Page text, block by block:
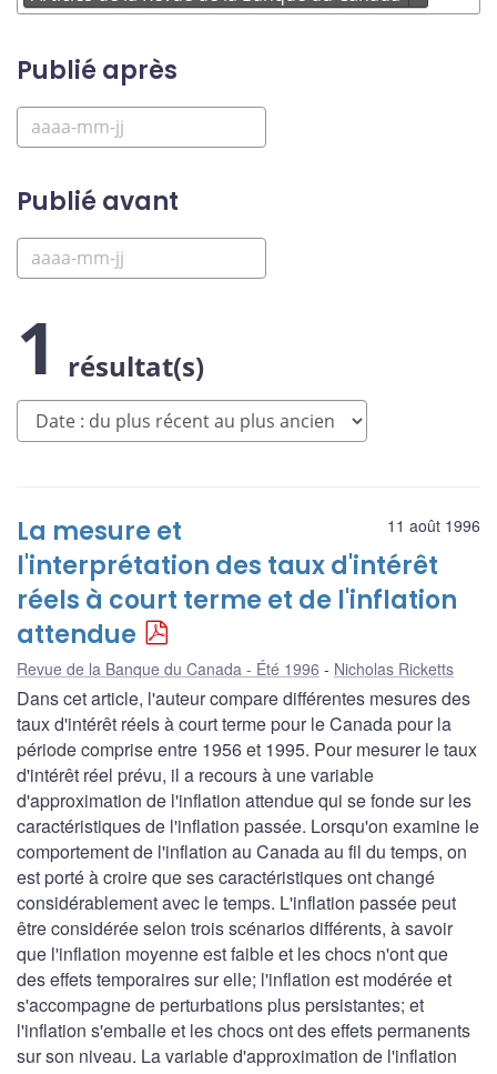
Publié après
Publié avant
1 résultat(s)
11 août 1996
La mesure et
l'interprétation des taux d'intérêt
réels à court terme et de l'inflation
attendue
Revue de la Banque du Canada - Été 1996 Nicholas Ricketts
Dans cet article, l'auteur compare différentes mesures des
taux d'intérêt réels à court terme pour le Canada pour la
période comprise entre 1956 et 1995. Pour mesurer le taux
d'intérêt réel prévu, il a recours à une variable
d'approximation de l'inflation attendue qui se fonde sur les
caractéristiques de l'inflation passée. Lorsqu'on examine le
comportement de l'inflation au Canada au fil du temps, on
est porté à croire que ses caractéristiques ont changé
considérablement avec le temps. L'inflation passée peut
être considérée selon trois scénarios différents, à savoir
que l'inflation moyenne est faible et les chocs n'ont que
des effets temporaires sur elle; l'inflation est modérée et
s'accompagne de perturbations plus persistantes; et
l'inflation s'emballe et les chocs ont des effets permanents
sur son niveau. La variable d'approximation de l'inflation